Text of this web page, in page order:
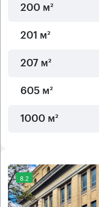
200 м²
201 м²
207 м²
605 м²
1000 м²
8.2